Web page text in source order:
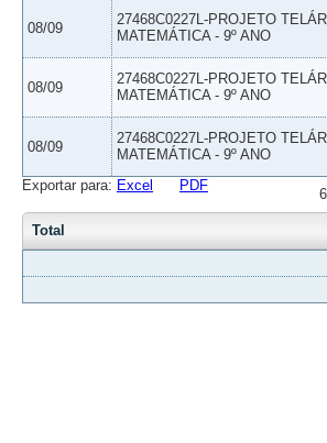
08/09
27468C0227L-PROJETO
MATEMÁTICA - 9º ANO
08/09
27468C0227L-PROJETO
MATEMÁTICA - 9º ANO
08/09
27468C0227L-PROJETO
MATEMÁTICA - 9º ANO
Exportar para: Excel PDF
Total